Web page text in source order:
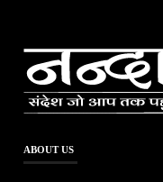
ABOUT US